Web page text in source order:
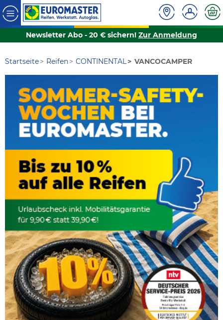
Newsletter Abo - 20 € sichern! Zur Anmeldung
Startseite Reifen CONTINENTAL VANCOCAMPER